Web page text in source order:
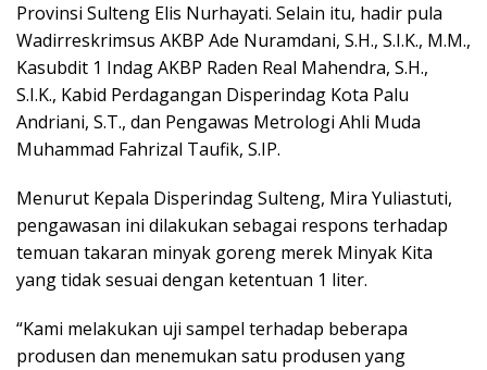
Provinsi Sulteng Elis Nurhayati. Selain itu, hadir pula
Wadirreskrimsus AKBP Ade Nuramdani, S.H., S.I.K., M.M.,
Kasubdit 1 Indag AKBP Raden Real Mahendra, S.H.,
S.I.K., Kabid Perdagangan Disperindag Kota Palu
Andriani, S.T., dan Pengawas Metrologi Ahli Muda
Muhammad Fahrizal Taufik, S.IP.
Menurut Kepala Disperindag Sulteng, Mira Yuliastuti,
pengawasan ini dilakukan sebagai respons terhadap
temuan takaran minyak goreng merek Minyak Kita
yang tidak sesuai dengan ketentuan 1 liter.
“Kami melakukan uji sampel terhadap beberapa
produsen dan menemukan satu produsen yang